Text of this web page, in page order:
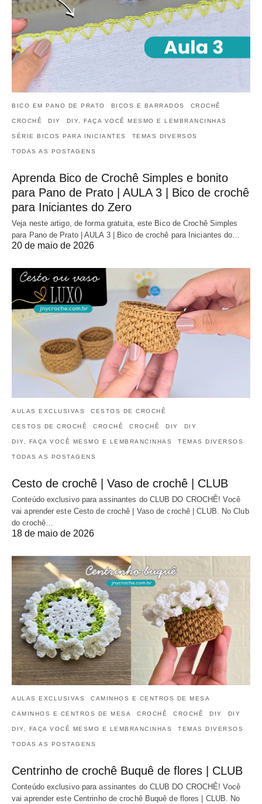
BICO EM PANO DE PRATO BICOS E BARRADOS CROCHÊ
CROCHÊ DIY DIY, FAÇA VOCÊ MESMO E LEMBRANCINHAS
SÉRIE BICOS PARA INICIANTES TEMAS DIVERSOS
TODAS AS POSTAGENS
Aprenda Bico de Crochê Simples e bonito
para Pano de Prato | AULA 3 | Bico de crochê
para Iniciantes do Zero
Veja neste artigo, de forma gratuita, este Bico de Crochê Simples
para Pano de Prato | AULA 3 | Bico de crochê para Iniciantes do…
20 de maio de 2026
AULAS EXCLUSIVAS CESTOS DE CROCHÊ
CESTOS DE CROCHÊ CROCHÊ CROCHÊ DIY DIY
DIY, FAÇA VOCÊ MESMO E LEMBRANCINHAS TEMAS DIVERSOS
TODAS AS POSTAGENS
Cesto de crochê | Vaso de crochê | CLUB
Conteúdo exclusivo para assinantes do CLUB DO CROCHÊ! Você
vai aprender este Cesto de crochê | Vaso de crochê | CLUB. No Club
do crochê…
18 de maio de 2026
AULAS EXCLUSIVAS CAMINHOS E CENTROS DE MESA
CAMINHOS E CENTROS DE MESA CROCHÊ CROCHÊ DIY DIY
DIY, FAÇA VOCÊ MESMO E LEMBRANCINHAS TEMAS DIVERSOS
TODAS AS POSTAGENS
Centrinho de crochê Buquê de flores | CLUB
Conteúdo exclusivo para assinantes do CLUB DO CROCHÊ! Você
vai aprender este Centrinho de crochê Buquê de flores | CLUB. No